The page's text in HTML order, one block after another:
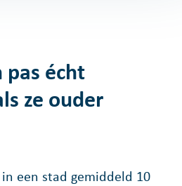
pas écht
ze ouder
een stad gemiddeld 10